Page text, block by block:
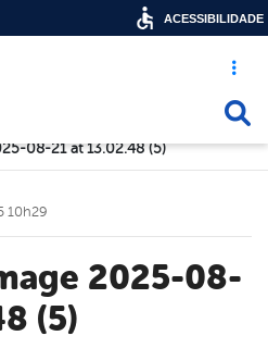
Acesso
08-21 at 13.02.48 (5)
(5)
10h29
ACESSIBILIDADE